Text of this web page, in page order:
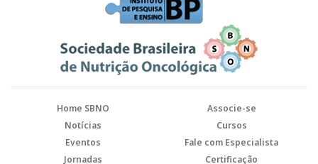
Home SBNO
Associe-se
Notícias
Cursos
Eventos
Fale com Especialista
Jornadas
Certificação